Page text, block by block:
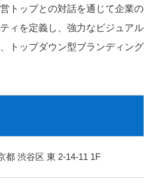
トップとの対話を通じて企業の
ィを定義し、強力なビジュアル
トップダウン型ブランディング
都 渋谷区 東 2-14-11 1F